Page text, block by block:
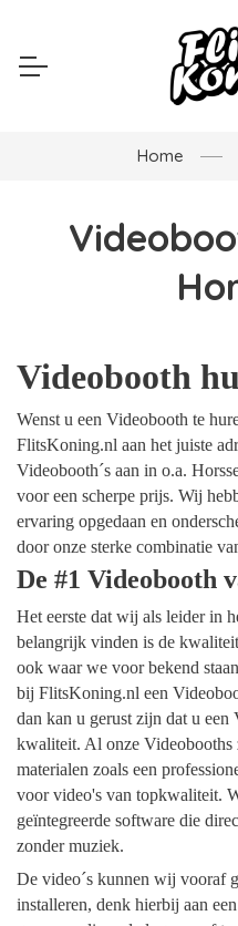
Home
Videobooth
Wenst u een Videobooth te
FlitsKoning.nl aan het juiste
Videobooth´s aan in o.a.
voor een scherpe prijs. Wij
ervaring opgedaan en
door onze sterke combinatie
De #1 Videobooth
Het eerste dat wij als leider in
belangrijk vinden is de
ook waar we voor bekend
bij FlitsKoning.nl een
dan kan u gerust zijn dat u
kwaliteit. Al onze
materialen zoals een
voor video's van topkwaliteit.
geïntegreerde software die
zonder muziek.
De video´s kunnen wij vooraf
installeren, denk hierbij aan